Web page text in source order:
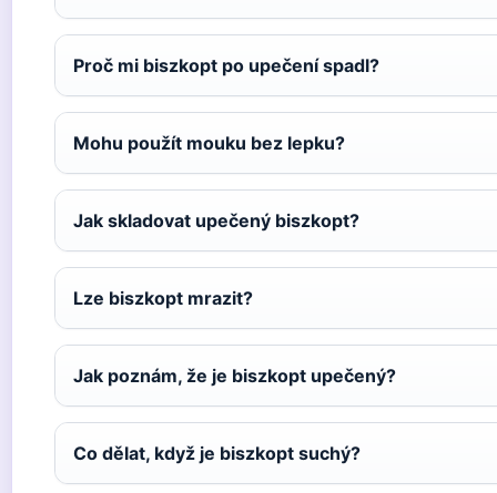
Proč mi biszkopt po upečení spadl?
Mohu použít mouku bez lepku?
Jak skladovat upečený biszkopt?
Lze biszkopt mrazit?
Jak poznám, že je biszkopt upečený?
Co dělat, když je biszkopt suchý?